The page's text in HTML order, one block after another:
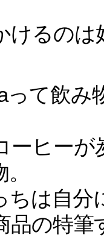
けるのは
って飲み
ーヒーが
ちは自分
品の特筆